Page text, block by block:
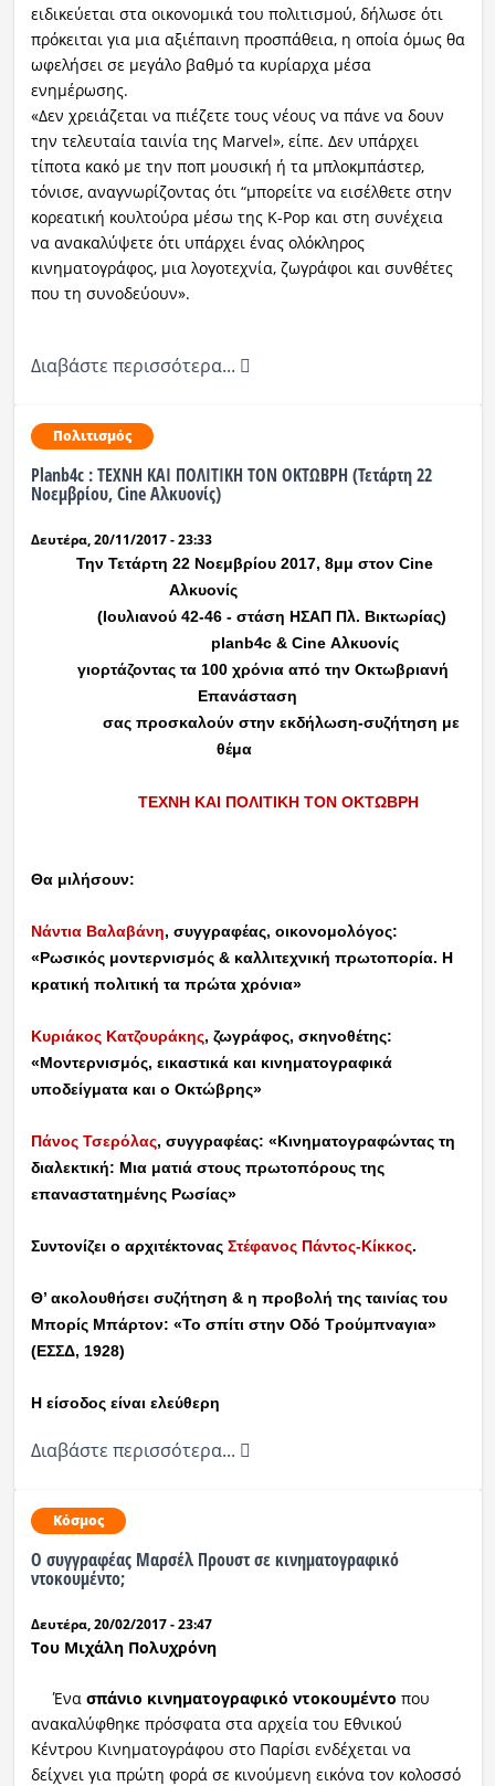
ειδικεύεται στα οικονομικά του πολιτισμού, δήλωσε ότι
πρόκειται για μια αξιέπαινη προσπάθεια, η οποία όμως θα
ωφελήσει σε μεγάλο βαθμό τα κυρίαρχα μέσα
ενημέρωσης.
«Δεν χρειάζεται να πιέζετε τους νέους να πάνε να δουν
την τελευταία ταινία της Marvel», είπε. Δεν υπάρχει
τίποτα κακό με την ποπ μουσική ή τα μπλοκμπάστερ,
τόνισε, αναγνωρίζοντας ότι “μπορείτε να εισέλθετε στην
κορεατική κουλτούρα μέσω της K-Pop και στη συνέχεια
να ανακαλύψετε ότι υπάρχει ένας ολόκληρος
κινηματογράφος, μια λογοτεχνία, ζωγράφοι και συνθέτες
που τη συνοδεύουν».
Διαβάστε περισσότερα...
Πολιτισμός
Planb4c : ΤΕΧΝΗ ΚΑΙ ΠΟΛΙΤΙΚΗ ΤΟΝ ΟΚΤΩΒΡΗ (Τετάρτη 22
Νοεμβρίου, Cine Αλκυονίς)
Δευτέρα, 20/11/2017 - 23:33
Την Τετάρτη 22 Νοεμβρίου 2017, 8μμ στον Cine
Αλκυονίς
(Ιουλιανού 42-46 - στάση ΗΣΑΠ Πλ. Βικτωρίας)
planb4c & Cine Αλκυονίς
γιορτάζοντας τα 100 χρόνια από την Οκτωβριανή
Επανάσταση
σας προσκαλούν στην εκδήλωση-συζήτηση με
θέμα
ΤΕΧΝΗ ΚΑΙ ΠΟΛΙΤΙΚΗ ΤΟΝ ΟΚΤΩΒΡΗ
Θα μιλήσουν:
Νάντια Βαλαβάνη, συγγραφέας, οικονομολόγος:
«Ρωσικός μοντερνισμός & καλλιτεχνική πρωτοπορία. Η
κρατική πολιτική τα πρώτα χρόνια»
Κυριάκος Κατζουράκης, ζωγράφος, σκηνοθέτης:
«Μοντερνισμός, εικαστικά και κινηματογραφικά
υποδείγματα και ο Οκτώβρης»
Πάνος Τσερόλας, συγγραφέας: «Κινηματογραφώντας τη
διαλεκτική: Μια ματιά στους πρωτοπόρους της
επαναστατημένης Ρωσίας»
Συντονίζει ο αρχιτέκτονας Στέφανος Πάντος-Κίκκος.
Θ’ ακολουθήσει συζήτηση & η προβολή της ταινίας του
Μπορίς Μπάρτον: «Το σπίτι στην Οδό Τρούμπναγια»
(ΕΣΣΔ, 1928)
Η είσοδος είναι ελεύθερη
Διαβάστε περισσότερα...
Κόσμος
Ο συγγραφέας Μαρσέλ Προυστ σε κινηματογραφικό
ντοκουμέντο;
Δευτέρα, 20/02/2017 - 23:47
Του Μιχάλη Πολυχρόνη
Ένα σπάνιο κινηματογραφικό ντοκουμέντο που
ανακαλύφθηκε πρόσφατα στα αρχεία του Εθνικού
Κέντρου Κινηματογράφου στο Παρίσι ενδέχεται να
δείχνει για πρώτη φορά σε κινούμενη εικόνα τον κολοσσό